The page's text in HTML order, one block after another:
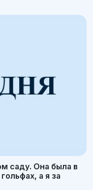
саду. Она была в
а я за